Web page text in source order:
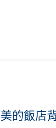
的飯店